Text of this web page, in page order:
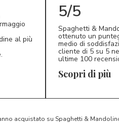
al più
5/5
Spaghetti &
ottenuto un
medio di
cliente di 5 su 5
ultime 100
Scopri di più
acquistato su Spaghetti &